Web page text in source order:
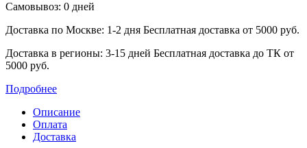
Самовывоз: 0 дней
Доставка по Москве: 1-2 дня Бесплатная доставка от 5000 руб.
Доставка в регионы: 3-15 дней Бесплатная доставка до ТК от
5000 руб.
Подробнее
Описание
Оплата
Доставка